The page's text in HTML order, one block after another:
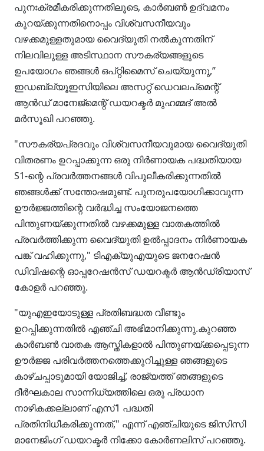
പുനഃക്രമീകരിക്കുന്നതിലൂടെ, കാർബൺ ഉദ്‌വമനം
കുറയ്ക്കുന്നതിനൊപ്പം വിശ്വസനീയവും
വഴക്കമുള്ളതുമായ വൈദ്യുതി നൽകുന്നതിന്
നിലവിലുള്ള അടിസ്ഥാന സൗകര്യങ്ങളുടെ
ഉപയോഗം ഞങ്ങൾ ഒപ്റ്റിമൈസ് ചെയ്യുന്നു,”
ഇഡബ്ല്യൂഇസിയിലെ അസറ്റ് ഡെവലപ്‌മെന്റ്
ആൻഡ് മാനേജ്‌മെന്റ് ഡയറക്ടർ മുഹമ്മദ് അൽ
മർസൂഖി പറഞ്ഞു.
"സൗകര്യപ്രദവും വിശ്വസനീയവുമായ വൈദ്യുതി
വിതരണം ഉറപ്പാക്കുന്ന ഒരു നിർണായക പദ്ധതിയായ
S1-ന്റെ പ്രവർത്തനങ്ങൾ വിപുലീകരിക്കുന്നതിൽ
ഞങ്ങൾക്ക് സന്തോഷമുണ്ട്. പുനരുപയോഗിക്കാവുന്ന
ഊർജ്ജത്തിന്റെ വർദ്ധിച്ച സംയോജനത്തെ
പിന്തുണയ്ക്കുന്നതിൽ വഴക്കമുള്ള വാതകത്തിൽ
പ്രവർത്തിക്കുന്ന വൈദ്യുതി ഉൽപ്പാദനം നിർണായക
പങ്ക് വഹിക്കുന്നു," ടിഎക്യുഎയുടെ ജനറേഷൻ
ഡിവിഷന്റെ ഓപ്പറേഷൻസ് ഡയറക്ടർ ആൻഡ്രിയാസ്
കോളർ പറഞ്ഞു.
"യുഎഇയോടുള്ള പ്രതിബദ്ധത വീണ്ടും
ഉറപ്പിക്കുന്നതിൽ എഞ്ചി അഭിമാനിക്കുന്നു.കുറഞ്ഞ
കാർബൺ വാതക ആസ്തികളാൽ പിന്തുണയ്ക്കപ്പെടുന്ന
ഊർജ്ജ പരിവർത്തനത്തെക്കുറിച്ചുള്ള ഞങ്ങളുടെ
കാഴ്ചപ്പാടുമായി യോജിച്ച്, രാജ്യത്ത് ഞങ്ങളുടെ
ദീർഘകാല സാന്നിധ്യത്തിലെ ഒരു പ്രധാന
നാഴികക്കല്ലാണ് എസ്1 പദ്ധതി
പ്രതിനിധീകരിക്കുന്നത്," എന്ന് എഞ്ചിയുടെ ജിസിസി
മാനേജിംഗ് ഡയറക്ടർ നിക്കോ കോർണലിസ് പറഞ്ഞു.